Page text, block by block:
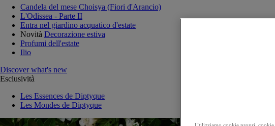
Candela del mese Choisya (Fiori d'Arancio)
L'Odissea - Parte II
Entra nel giardino acquatico d'estate
Novità Decorazione estiva
Profumi dell'estate
Ilio
Discover what's new
Esclusività
Les Essences de Diptyque
Les Mondes de Diptyque